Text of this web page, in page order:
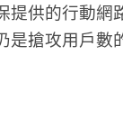
提供的行動
是搶攻用戶數